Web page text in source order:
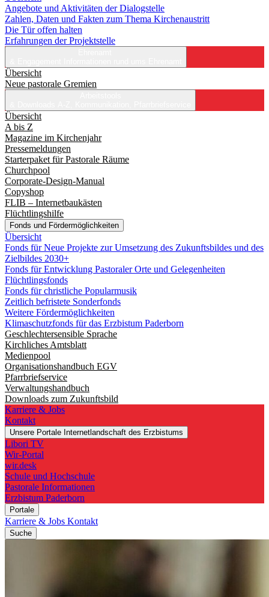
Angebote und Aktivitäten der Dialogstelle
Zahlen, Daten und Fakten zum Thema Kirchenaustritt
Die Tür offen halten
Erfahrungen der Projektstelle
Übersicht
Neue pastorale Gremien
Übersicht
A bis Z
Magazine im Kirchenjahr
Pressemeldungen
Starterpaket für Pastorale Räume
Churchpool
Corporate-Design-Manual
Copyshop
FLIB – Internetbaukästen
Flüchtlingshilfe
Fonds und Fördermöglichkeiten
Übersicht
Fonds für Neue Projekte zur Umsetzung des Zukunftsbildes und des
Zielbildes 2030+
Fonds für Entwicklung Pastoraler Orte und Gelegenheiten
Flüchtlingsfonds
Fonds für christliche Popularmusik
Zeitlich befristete Sonderfonds
Weitere Fördermöglichkeiten
Klimaschutzfonds für das Erzbistum Paderborn
Geschlechtersensible Sprache
Kirchliches Amtsblatt
Medienpool
Organisationshandbuch EGV
Pfarrbriefservice
Verwaltungshandbuch
Downloads zum Zukunftsbild
Karriere & Jobs
Kontakt
Unsere Portale Internetlandschaft des Erzbistums
Libori TV
Wir-Portal
wir.desk
Schule und Hochschule
Pastorale Informationen
Erzbistum Paderborn
Portale
Karriere & Jobs Kontakt
Suche